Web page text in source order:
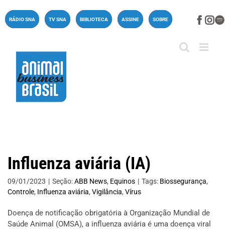
paraRÁDIO SNA TV SNA BIBLIOTECA ASSINE SOBRE
Influenza aviária (IA)
09/01/2023 | Seção:ABB News, Equinos | Tags: Biossegurança,
Controle, Influenza aviária, Vigilância, Vírus
Doença de notificação obrigatória à Organização Mundial de
Saúde Animal (OMSA), a influenza aviária é uma doença viral